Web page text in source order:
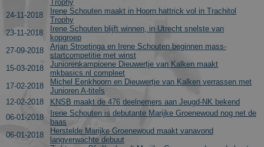
Trophy
24-11-2018
Irene Schouten maakt in Hoorn hattrick vol in Trachitol
Trophy
23-11-2018
Irene Schouten blijft winnen, in Utrecht snelste van
kopgroep
27-09-2018
Arjan Stroetinga en Irene Schouten beginnen mass-
startcompetitie met winst
15-03-2018
Juniorenkampioene Dieuwertje van Kalken maakt
mkbasics.nl compleet
17-02-2018
Michel Eenkhoorn en Dieuwertje van Kalken verrassen met
Junioren A-titels
12-02-2018
KNSB maakt de 476 deelnemers aan Jeugd-NK bekend
06-01-2018
Irene Schouten is debutante Marijke Groenewoud nog net de
baas
06-01-2018
Herstelde Marijke Groenewoud maakt vanavond
langverwachte debuut
number as a
client
session and
data for the
sites
reports. By